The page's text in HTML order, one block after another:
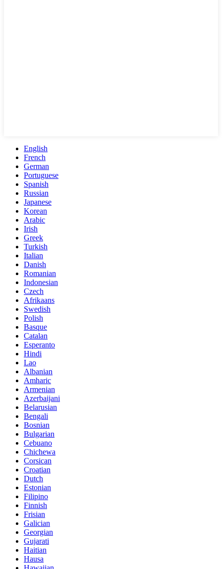
English
French
German
Portuguese
Spanish
Russian
Japanese
Korean
Arabic
Irish
Greek
Turkish
Italian
Danish
Romanian
Indonesian
Czech
Afrikaans
Swedish
Polish
Basque
Catalan
Esperanto
Hindi
Lao
Albanian
Amharic
Armenian
Azerbaijani
Belarusian
Bengali
Bosnian
Bulgarian
Cebuano
Chichewa
Corsican
Croatian
Dutch
Estonian
Filipino
Finnish
Frisian
Galician
Georgian
Gujarati
Haitian
Hausa